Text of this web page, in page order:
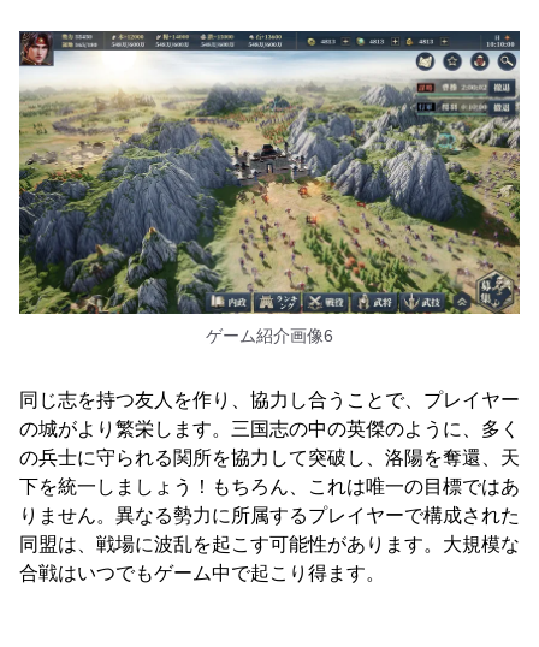
ゲーム紹介画像6
同じ志を持つ友人を作り、協力し合うことで、プレイヤー
の城がより繁栄します。三国志の中の英傑のように、多く
の兵士に守られる関所を協力して突破し、洛陽を奪還、天
下を統一しましょう！もちろん、これは唯一の目標ではあ
りません。異なる勢力に所属するプレイヤーで構成された
同盟は、戦場に波乱を起こす可能性があります。大規模な
合戦はいつでもゲーム中で起こり得ます。